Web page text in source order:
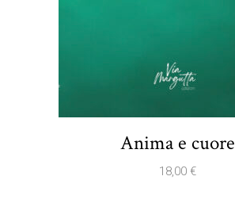
Anima e cuore
18,00 €